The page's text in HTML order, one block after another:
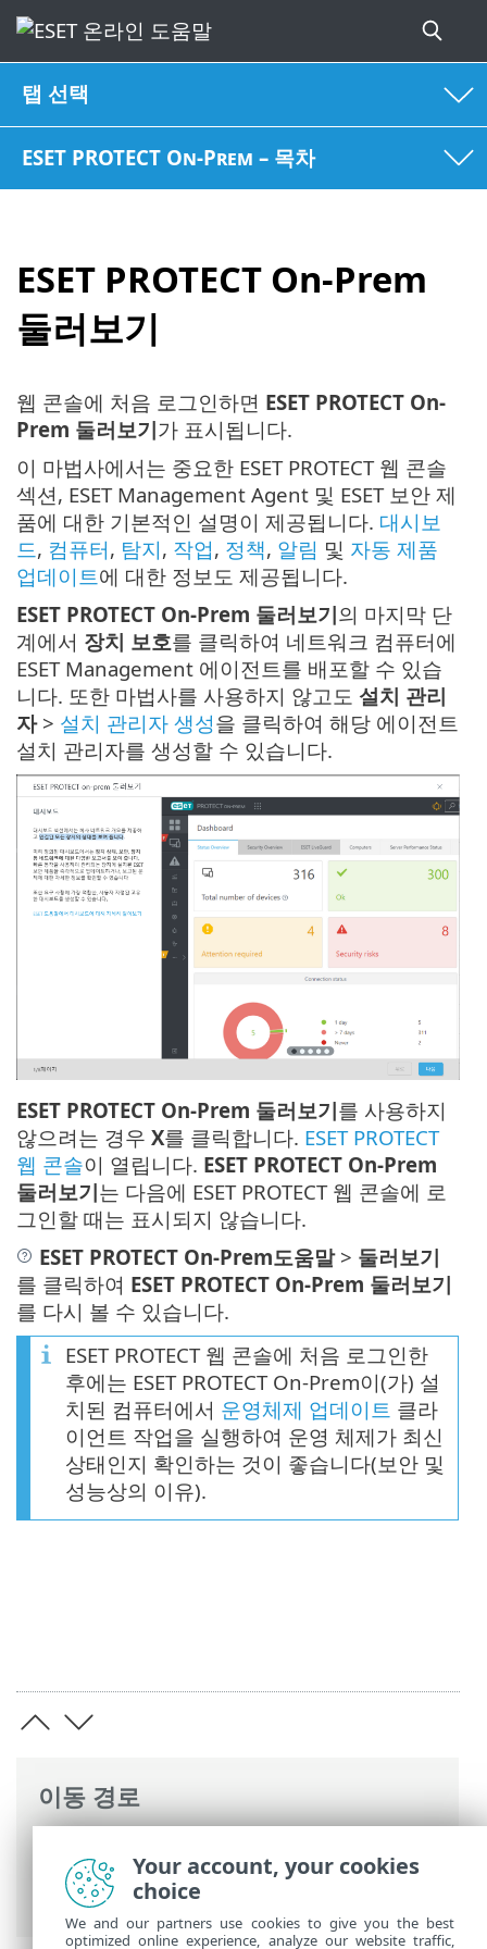
탭 선택
ESET PROTECT On-Prem – 목차
ESET PROTECT On-Prem
둘러보기
이동 경로
Prem>시작>ESET PROTECT 웹 콘솔>
ESET PROTECT On-Prem 둘러보기
웹 콘솔에 처음 로그인하면 ESET PROTECT On-
Prem 둘러보기가 표시됩니다.
이 마법사에서는 중요한 ESET PROTECT 웹 콘솔
섹션, ESET Management Agent 및 ESET 보안 제
품에 대한 기본적인 설명이 제공됩니다. 대시보
드, 컴퓨터, 탐지, 작업, 정책, 알림 및 자동 제품
업데이트에 대한 정보도 제공됩니다.
ESET PROTECT On-Prem 둘러보기의 마지막 단
계에서 장치 보호를 클릭하여 네트워크 컴퓨터에
ESET Management 에이전트를 배포할 수 있습
니다. 또한 마법사를 사용하지 않고도 설치 관리
자> 설치 관리자 생성을 클릭하여 해당 에이전트
설치 관리자를 생성할 수 있습니다.
ESET PROTECT On-Prem 둘러보기를 사용하지
않으려는 경우 X를 클릭합니다. ESET PROTECT
웹 콘솔이 열립니다. ESET PROTECT On-Prem
둘러보기는 다음에 ESET PROTECT 웹 콘솔에 로
그인할 때는 표시되지 않습니다.
ESET PROTECT On-Prem도움말> 둘러보기
를 클릭하여 ESET PROTECT On-Prem 둘러보기
를 다시 볼 수 있습니다.
ESET PROTECT 웹 콘솔에 처음 로그인한
후에는 ESET PROTECT On-Prem이(가) 설
치된 컴퓨터에서 운영체제 업데이트 클라
이언트 작업을 실행하여 운영 체제가 최신
상태인지 확인하는 것이 좋습니다(보안 및
성능상의 이유).
Your account, your cookies
choice
We and our partners use cookies to give you the best
optimized online experience, analyze our website traffic,